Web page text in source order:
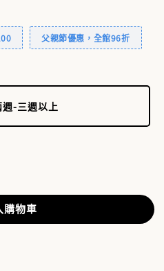
父親節優惠，全館96折
-三週以上
購物車